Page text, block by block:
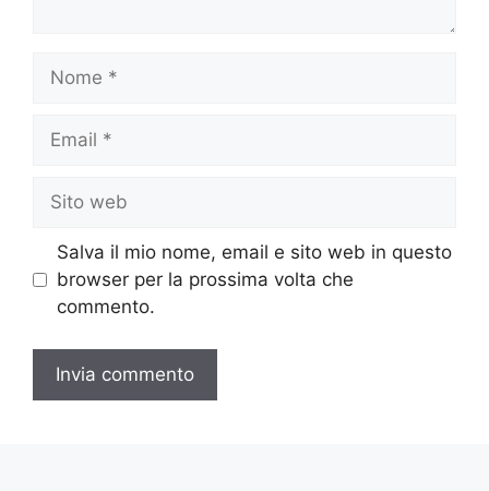
Nome
Email
Sito
web
Salva il mio nome, email e sito web in questo
browser per la prossima volta che
commento.